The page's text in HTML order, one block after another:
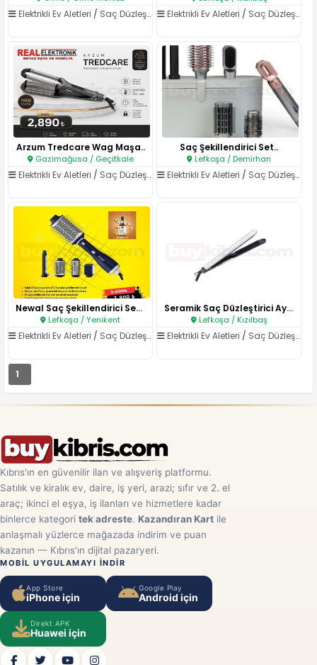
Elektrikli Ev Aletleri / Saç Düzleştirici Elektrikli Ev Aletleri / Saç Düzleştirici
Arzum Tredcare Wag Maşa..
Gazimağusa / Geçitkale
Elektrikli Ev Aletleri / Saç Düzleştirici
Saç Şekillendirici Set..
Lefkoşa / Demirhan
Elektrikli Ev Aletleri / Saç Düzleştirici
Newal Saç Şekillendirici Set (..
Lefkoşa / Yenikent
Elektrikli Ev Aletleri / Saç Düzleştirici
Seramik Saç Düzleştirici Ayarl..
Lefkoşa / Kızılbaş
Elektrikli Ev Aletleri / Saç Düzleştirici
1
Kıbrıs'ın en güvenilir ilan ve alışveriş platformu.
Satılık ve kiralık ev, daire, iş yeri, arazi; sıfır ve 2. el
araç; ikinci el eşya, iş ilanları ve hizmetlere kadar
binlerce kategori tek adreste. Kazandıran Kart ile
anlaşmalı yüzlerce mağazada indirim ve puan
kazanın — Kıbrıs'ın dijital pazaryeri.
MOBIL UYGULAMAYI INDIR
App Store
iPhone için
Google Play
Android için
Direkt APK
Huawei için